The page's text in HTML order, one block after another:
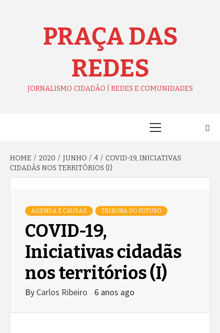
PRAÇA DAS
REDES
JORNALISMO CIDADÃO | REDES E COMUNIDADES
HOME 2020 JUNHO 4
COVID-19, INICIATIVAS
CIDADÃS NOS TERRITÓRIOS (I)
AGENDA E CAUSAS TRIBUNA DO FUTURO
COVID-19,
Iniciativas cidadãs
nos territórios (I)
By Carlos Ribeiro 6 anos ago